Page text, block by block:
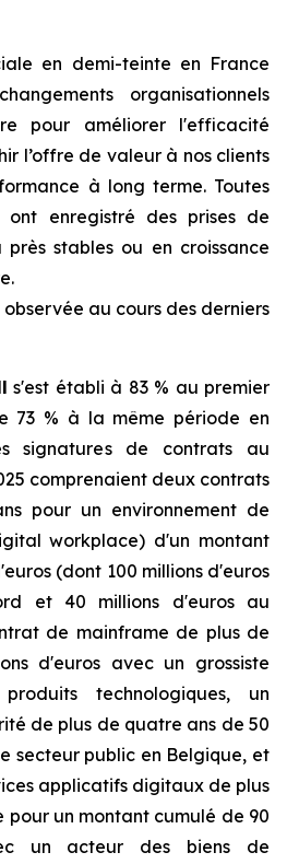
en demi-teinte en France
organisationnels
pour améliorer l'efficacité
l’offre de valeur à nos clients
à long terme. Toutes
ont enregistré des prises de
stables ou en croissance
observée au cours des derniers
s'est établi à 83 % au premier
73 % à la même période en
signatures de contrats au
comprenaient deux contrats
pour un environnement de
workplace) d'un montant
(dont 100 millions d'euros
et 40 millions d'euros au
de mainframe de plus de
d'euros avec un grossiste
technologiques, un
de plus de quatre ans de 50
secteur public en Belgique, et
applicatifs digitaux de plus
pour un montant cumulé de 90
un acteur des biens de